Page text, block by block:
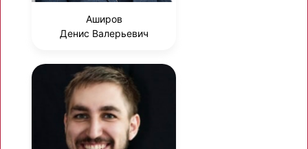
Аширов
Денис Валерьевич